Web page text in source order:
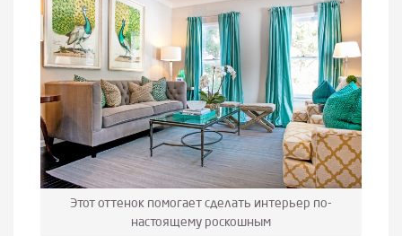
Этот оттенок помогает сделать интерьер по-
настоящему роскошным